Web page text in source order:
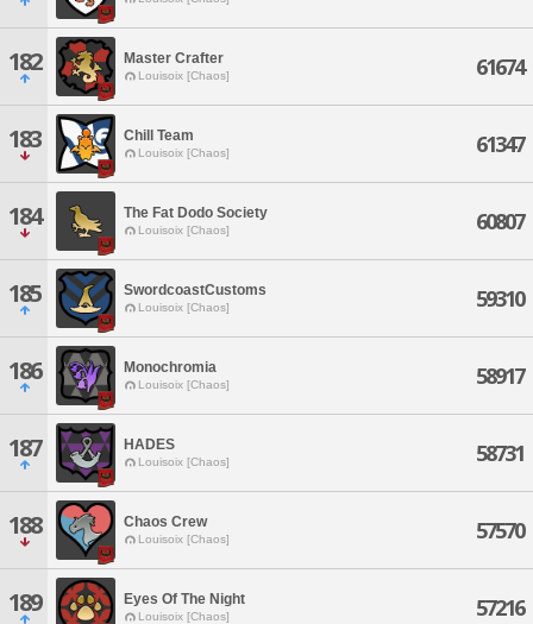
182 Master Crafter
Louisoix [Chaos] 61674
183 Chill Team
Louisoix [Chaos] 61347
184 The Fat Dodo Society
Louisoix [Chaos] 60807
185 SwordcoastCustoms
Louisoix [Chaos] 59310
186 Monochromia
Louisoix [Chaos] 58917
187 HADES
Louisoix [Chaos] 58731
188 Chaos Crew
Louisoix [Chaos] 57570
189 Eyes Of The Night
Louisoix [Chaos] 57216